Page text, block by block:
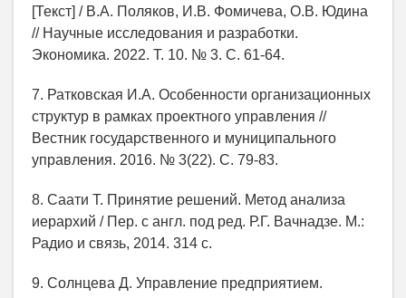
[Текст] / В.А. Поляков, И.В. Фомичева, О.В. Юдина
// Научные исследования и разработки.
Экономика. 2022. Т. 10. № 3. С. 61-64.
7. Ратковская И.А. Особенности организационных
структур в рамках проектного управления //
Вестник государственного и муниципального
управления. 2016. № 3(22). С. 79-83.
8. Саати Т. Принятие решений. Метод анализа
иерархий / Пер. с англ. под ред. Р.Г. Вачнадзе. М.:
Радио и связь, 2014. 314 с.
9. Солнцева Д. Управление предприятием.